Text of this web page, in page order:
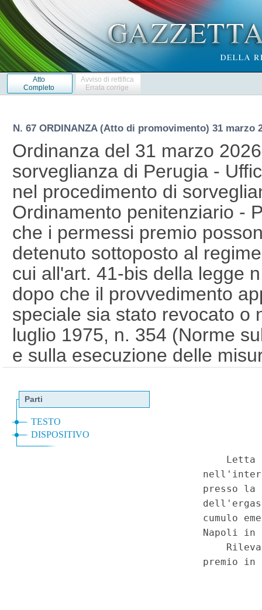
Atto
Completo
Avviso di rettifica
Errata corrige
N. 67 ORDINANZA (Atto di promovimento) 31 marzo
Ordinanza del 31 marzo
sorveglianza di Perugia -
nel procedimento di
Ordinamento penitenziario -
che i permessi premio
detenuto sottoposto al
cui all'art. 41-bis della legge
dopo che il provvedimento
speciale sia stato revocato o
luglio 1975, n. 354 (Norme
e sulla esecuzione delle
(GU 1aSerie Speciale -
2026)